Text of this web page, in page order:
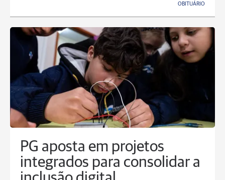
OBITUÁRIO
PG aposta em projetos
integrados para consolidar a